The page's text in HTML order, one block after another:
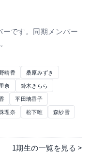
です。同期メンバー
晴香
桑原みずき
奈
鈴木きらら
平田璃香子
理奈 松下唯
森紗雪
1期生の一覧を見る >